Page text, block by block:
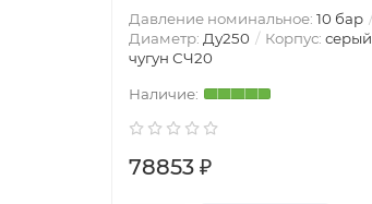
Давление номинальное: 10 бар
Диаметр: Ду250 Корпус: серый
чугун СЧ20
78853 ₽